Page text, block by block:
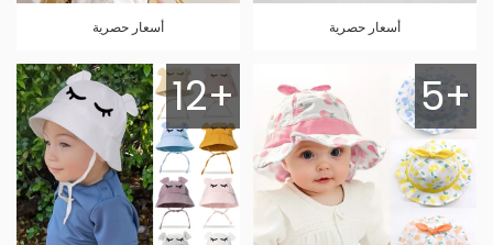
أسعار حصرية أسعار حصرية
5+
12+